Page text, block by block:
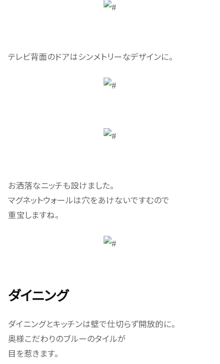
テレビ背面のドアはシンメトリーなデザインに。
お洒落なニッチも設けました。
マグネットウォールは穴をあけないですむので
重宝しますね。
ダイニング
ダイニングとキッチンは壁で仕切らず開放的に。
奥様こだわりのブルーのタイルが
目を惹きます。